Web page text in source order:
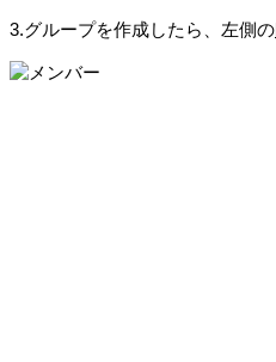
3.グループを作成したら 、左側の